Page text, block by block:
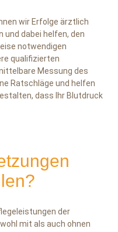
wir Erfolge ärztlich
und dabei helfen, den
notwendigen
qualifizierten
Messung des
Ratschläge und helfen
dass Ihr Blutdruck
der
mit als auch ohnen